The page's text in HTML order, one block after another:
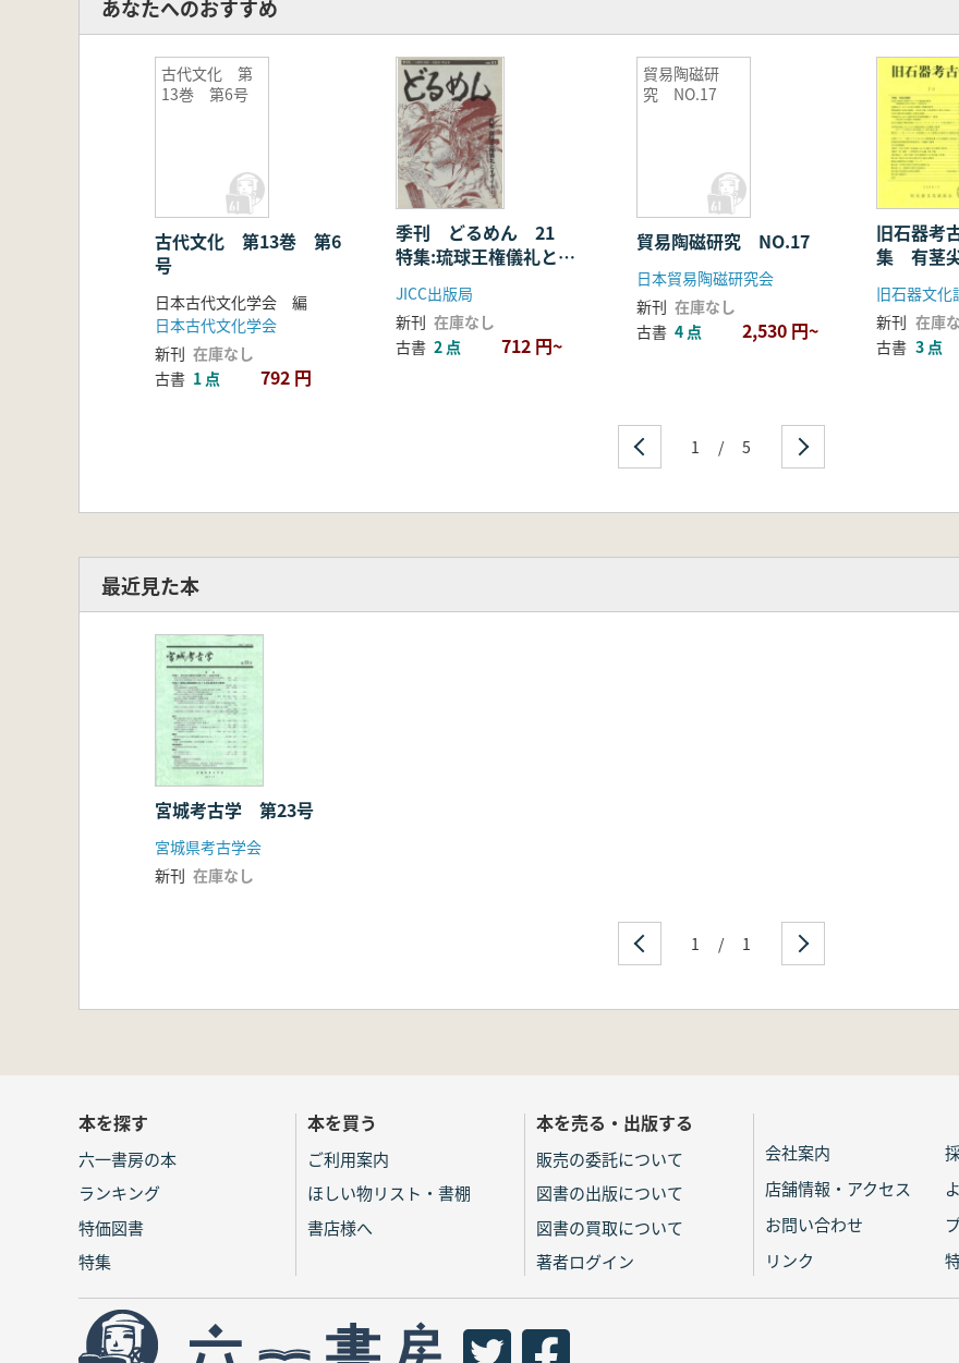
あなたへのおすすめ
古代文化 第
13巻 第6号
古代文化 第13巻 第6
号
日本古代文化学会 編
日本古代文化学会
新刊 在庫なし
古書 1 点 792 円
季刊 どるめん 21
特集:琉球王権儀礼とイ
ザイホー
JICC出版局
新刊 在庫なし
古書 2 点 712 円~
貿易陶磁研
究 NO.17
貿易陶磁研究 NO.17
日本貿易陶磁研究会
新刊 在庫なし
古書 4 点 2,530 円~
旧石器
集 有茎
旧石器文化
新刊 在庫
古書 3 点
1 / 5
最近見た本
宮城考古学 第23号
宮城県考古学会
新刊 在庫なし
1 / 1
本を探す
六一書房の本
ランキング
特価図書
特集
本を買う
ご利用案内
ほしい物リスト・書棚
書店様へ
本を売る・出版する
販売の委託について
図書の出版について
図書の買取について
著者ログイン
会社案内
店舗情報・アクセス
お問い合わせ
リンク